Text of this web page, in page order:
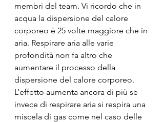
membri del team. Vi ricordo che in
acqua la dispersione del calore
corporeo è 25 volte maggiore che in
aria. Respirare aria alle varie
profondità non fa altro che
aumentare il processo della
dispersione del calore corporeo.
L’effetto aumenta ancora di più se
invece di respirare aria si respira una
miscela di gas come nel caso delle